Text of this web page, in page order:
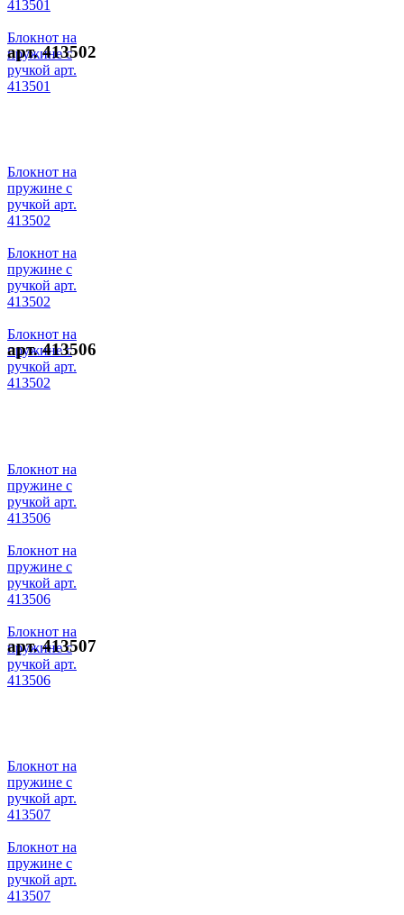
413501
Блокнот на
пружине с
ручкой арт.
413501
арт. 413502
Блокнот на
пружине с
ручкой арт.
413502
Блокнот на
пружине с
ручкой арт.
413502
Блокнот на
пружине с
ручкой арт.
413502
арт. 413506
Блокнот на
пружине с
ручкой арт.
413506
Блокнот на
пружине с
ручкой арт.
413506
Блокнот на
пружине с
ручкой арт.
413506
арт. 413507
Блокнот на
пружине с
ручкой арт.
413507
Блокнот на
пружине с
ручкой арт.
413507